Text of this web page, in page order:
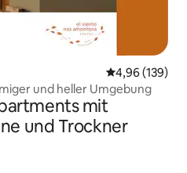
4,96 (139)
und heller Umgebung
mit
und Trockner